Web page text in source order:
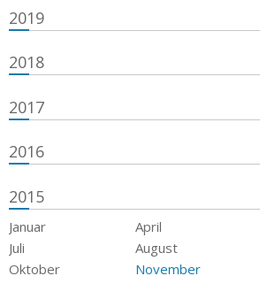
2019
2018
2017
2016
2015
Januar April
Juli
August
Oktober
November